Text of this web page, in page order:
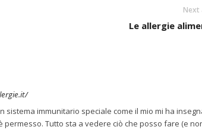
Next
Le allergie
sistema immunitario speciale come il mio mi ha
permesso. Tutto sta a vedere ciò che posso fare (e